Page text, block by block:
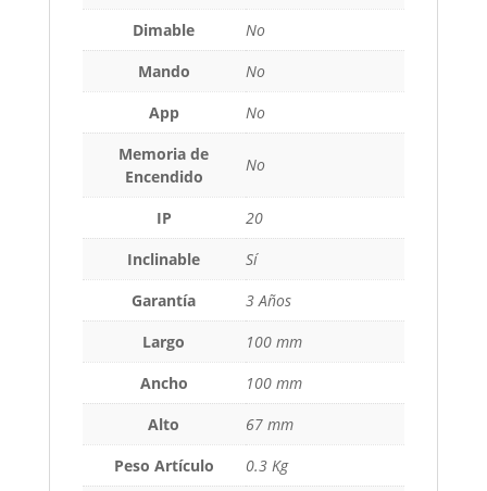
Dimable
No
Mando
No
App
No
Memoria de
Encendido
No
IP
20
Inclinable
Sí
Garantía
3 Años
Largo
100 mm
Ancho
100 mm
Alto
67 mm
Peso Artículo
0.3 Kg